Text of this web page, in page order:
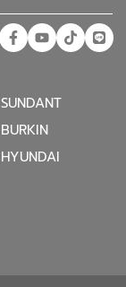
SUNDANT
BURKIN
HYUNDAI